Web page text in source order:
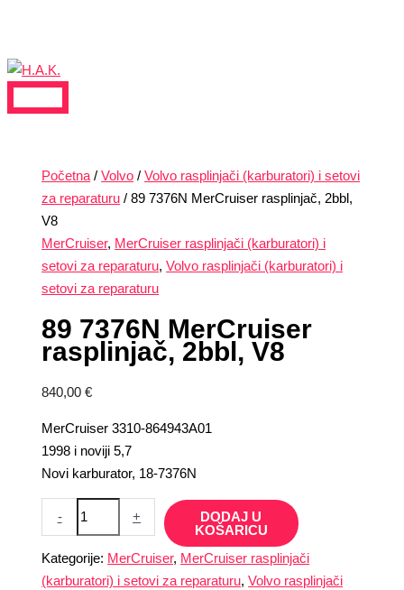
content
Početna /Volvo /Volvo rasplinjači (karburatori) i setovi
za reparaturu / 89 7376N MerCruiser rasplinjač, 2bbl,
V8
MerCruiser, MerCruiser rasplinjači (karburatori) i
setovi za reparaturu,Volvo rasplinjači (karburatori) i
setovi za reparaturu
89 7376N MerCruiser
rasplinjač, 2bbl, V8
840,00€
MerCruiser 3310-864943A01
1998 i noviji 5,7
Novi karburator, 18-7376N
-
rasplinjač,
+
DODAJ U
KOŠARICU
Kategorije: MerCruiser, MerCruiser rasplinjači
(karburatori) i setovi za reparaturu,Volvo rasplinjači